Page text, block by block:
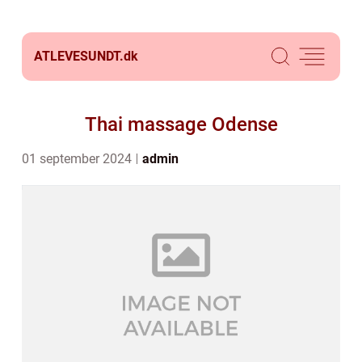
ATLEVESUNDT.dk
Thai massage Odense
01 september 2024 admin